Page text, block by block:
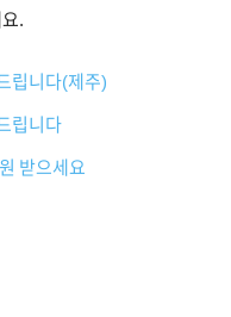
.
립니다(제주)
립니다
받으세요